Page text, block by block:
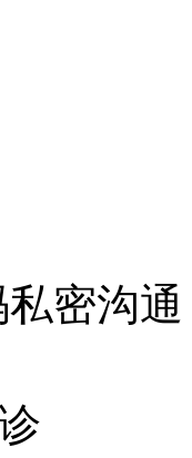
密沟通